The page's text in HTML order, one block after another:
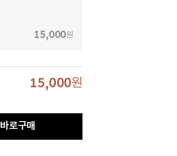
15,000원
15,000원
바로구매